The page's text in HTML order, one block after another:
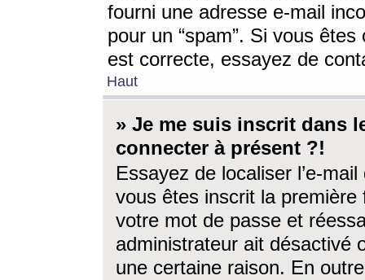
fourni une adresse e-mail
pour un “spam”. Si vous
est correcte, essayez de
Haut
» Je me suis inscrit dans
connecter à présent ?!
Essayez de localiser l’e-
vous êtes inscrit la première
votre mot de passe et
administrateur ait désactivé
une certaine raison. En